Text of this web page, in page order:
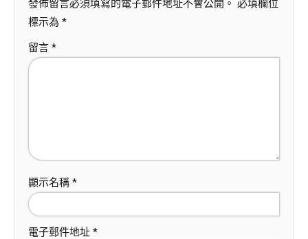
發佈留言必須填寫的電子郵件地址不會公開。 必填欄位
標示為 *
留言 *
顯示名稱 *
電子郵件地址 *